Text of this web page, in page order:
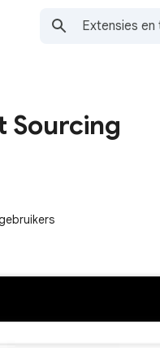
Sourcing